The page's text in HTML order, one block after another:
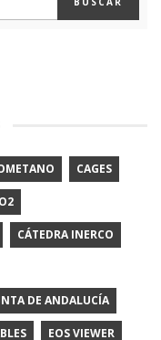
CAGES
CÁTEDRA INERCO
DE ANDALUCÍA
EOS VIEWER